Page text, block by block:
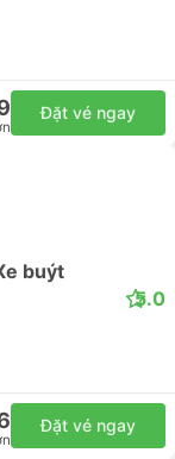
Đặt vé ngay
buýt
5.0
Đặt vé ngay